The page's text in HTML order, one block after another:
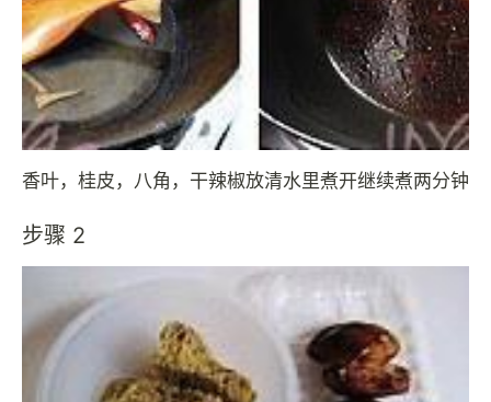
香叶，桂皮，八角，干辣椒放清水里煮开继续煮两分钟
步骤 2